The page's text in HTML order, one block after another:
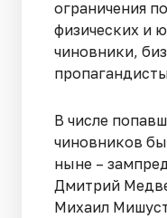
ограничения
физических и
чиновники,
В числе
чиновников
ныне –
Дмитрий
Михаил